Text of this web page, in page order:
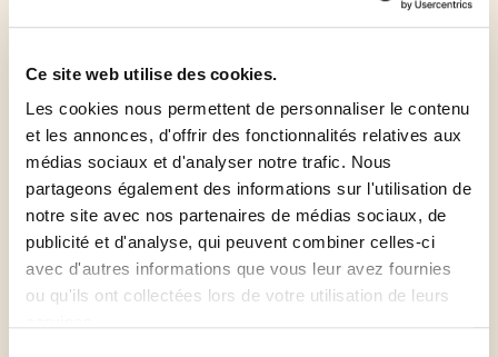
Ce site web utilise des cookies.
Les cookies nous permettent de personnaliser le contenu
et les annonces, d'offrir des fonctionnalités relatives aux
médias sociaux et d'analyser notre trafic. Nous
partageons également des informations sur l'utilisation de
notre site avec nos partenaires de médias sociaux, de
publicité et d'analyse, qui peuvent combiner celles-ci
avec d'autres informations que vous leur avez fournies
ou qu'ils ont collectées lors de votre utilisation de leurs
Dans un bol, mélangez le beurre mou et le sucre à
l'aide d'une spatule, ajoutez la poudre d'amande et
2 jaunes d'œufs. Mélangez bien pour obtenir une
texture pommade.
Badigeonnez les Carrés Feuilletés de crème
d'amande et coupez-les en deux. Roulez chaque